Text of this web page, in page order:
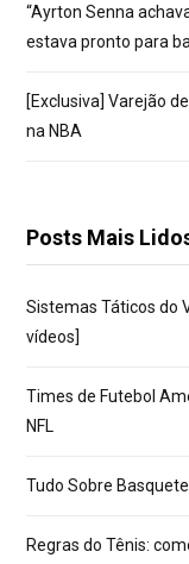
“Ayrton Senna
estava pronto para
[Exclusiva] Varejão
na NBA
Posts Mais
Sistemas Táticos do
vídeos]
Times de Futebol
NFL
Tudo Sobre
Regras do Tênis: